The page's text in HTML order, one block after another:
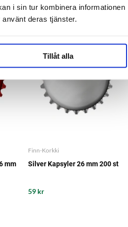
i sin tur kombinera informationen
deras tjänster.
Tillåt alla
mm
Finn-Korkki
Silver Kapsyler 26 mm 200 st
59 kr